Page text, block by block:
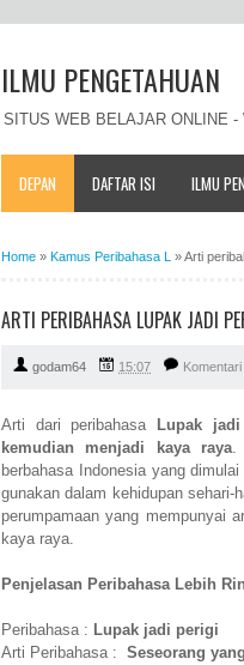
ILMU PENGETAHUAN
SITUS WEB BELAJAR ONLINE -
DEPAN DAFTAR ISI ILMU
Home » Kamus Peribahasa L »Arti
ARTI PERIBAHASA LUPAK JADI
godam64 15:07 Komentari
Arti dari peribahasa Lupak
kemudian menjadi kaya raya.
berbahasa Indonesia yang
gunakan dalam kehidupan
perumpamaan yang mempunyai
kaya raya.
Penjelasan Peribahasa Lebih
Peribahasa : Lupak jadi perigi
Arti Peribahasa : Seseorang